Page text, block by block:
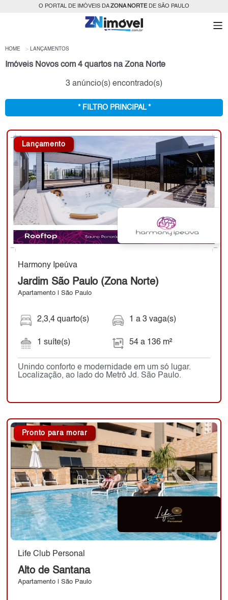
O PORTAL DE IMÓVEIS DAZONA NORTEDE SÃO PAULO
HOME LANÇAMENTOS
Imóveis Novos com 4 quartos na Zona Norte
3 anúncio(s) encontrado(s)
* FILTRO PRINCIPAL *
Lançamento
Harmony Ipeúva
Jardim São Paulo (Zona Norte)
Apartamento | São Paulo
2,3,4 quarto(s)
1 suíte(s)
1 a 3 vaga(s)
54 a 136 m²
Unindo conforto e modernidade em um só lugar.
Localização, ao lado do Metrô Jd. São Paulo.
Pronto para morar
Life Club Personal
Alto de Santana
Apartamento | São Paulo